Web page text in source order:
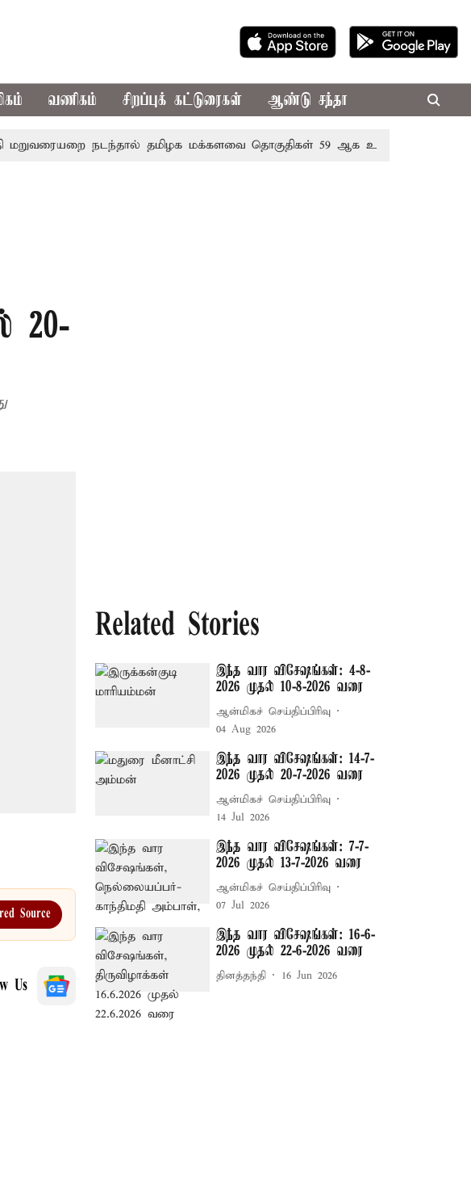
வணிகம் சிறப்புக் கட்டுரைகள் ஆண்டு சந்தா
நடந்தால் தமிழக மக்களவை தொகுதிகள் 59 ஆக உயரும்: உத்தேச
20-
Source
Us
Related Stories
இந்த வார விசேஷங்கள்: 4-8-
2026 முதல் 10-8-2026 வரை
ஆன்மிகச் செய்திப்பிரிவு
04 Aug 2026
இந்த வார விசேஷங்கள்: 14-7-
2026 முதல் 20-7-2026 வரை
ஆன்மிகச் செய்திப்பிரிவு
14 Jul 2026
இந்த வார விசேஷங்கள்: 7-7-
2026 முதல் 13-7-2026 வரை
ஆன்மிகச் செய்திப்பிரிவு
07 Jul 2026
இந்த வார விசேஷங்கள்: 16-6-
2026 முதல் 22-6-2026 வரை
தினத்தந்தி 16 Jun 2026